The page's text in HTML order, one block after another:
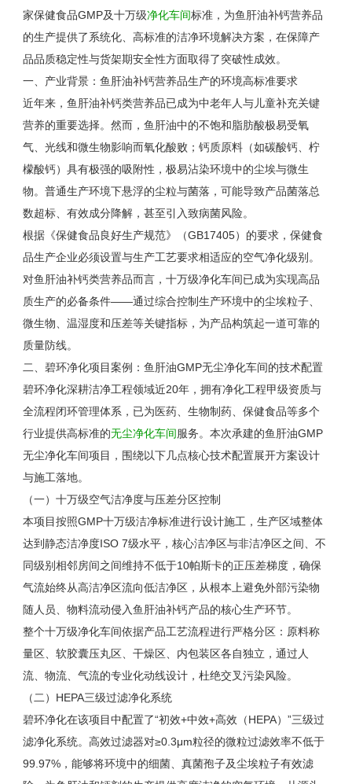
家保健食品GMP及十万级净化车间标准，为鱼肝油补钙营养品
的生产提供了系统化、高标准的洁净环境解决方案，在保障产
品品质稳定性与货架期安全性方面取得了突破性成效。
一、产业背景：鱼肝油补钙营养品生产的环境高标准要求
近年来，鱼肝油补钙类营养品已成为中老年人与儿童补充关键
营养的重要选择。然而，鱼肝油中的不饱和脂肪酸极易受氧
气、光线和微生物影响而氧化酸败；钙质原料（如碳酸钙、柠
檬酸钙）具有极强的吸附性，极易沾染环境中的尘埃与微生
物。普通生产环境下悬浮的尘粒与菌落，可能导致产品菌落总
数超标、有效成分降解，甚至引入致病菌风险。
根据《保健食品良好生产规范》（GB17405）的要求，保健食
品生产企业必须设置与生产工艺要求相适应的空气净化级别。
对鱼肝油补钙类营养品而言，十万级净化车间已成为实现高品
质生产的必备条件——通过综合控制生产环境中的尘埃粒子、
微生物、温湿度和压差等关键指标，为产品构筑起一道可靠的
质量防线。
二、碧环净化项目案例：鱼肝油GMP无尘净化车间的技术配置
碧环净化深耕洁净工程领域近20年，拥有净化工程甲级资质与
全流程闭环管理体系，已为医药、生物制药、保健食品等多个
行业提供高标准的无尘净化车间服务。本次承建的鱼肝油GMP
无尘净化车间项目，围绕以下几点核心技术配置展开方案设计
与施工落地。
（一）十万级空气洁净度与压差分区控制
本项目按照GMP十万级洁净标准进行设计施工，生产区域整体
达到静态洁净度ISO 7级水平，核心洁净区与非洁净区之间、不
同级别相邻房间之间维持不低于10帕斯卡的正压差梯度，确保
气流始终从高洁净区流向低洁净区，从根本上避免外部污染物
随人员、物料流动侵入鱼肝油补钙产品的核心生产环节。
整个十万级净化车间依据产品工艺流程进行严格分区：原料称
量区、软胶囊压丸区、干燥区、内包装区各自独立，通过人
流、物流、气流的专业化动线设计，杜绝交叉污染风险。
（二） HEPA三级过滤净化系统
碧环净化在该项目中配置了“初效+中效+高效（HEPA）”三级过
滤净化系统。高效过滤器对≥0.3μm粒径的微粒过滤效率不低于
99.97%，能够将环境中的细菌、真菌孢子及尘埃粒子有效滤